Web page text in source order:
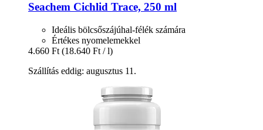
Seachem Cichlid Trace, 250 ml
Ideális bölcsőszájúhal-félék számára
Értékes nyomelemekkel
4.660 Ft (18.640 Ft / l)
Szállítás eddig: augusztus 11.